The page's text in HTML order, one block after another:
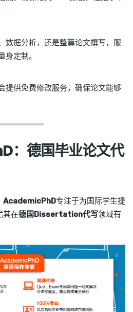
数据分析，还是整篇论文撰写，服
身定制。
提供免费修改服务，确保论文能够
德国毕业论文代
AcademicPhD专注于为国际学生提
其在德国Dissertation代写领域有